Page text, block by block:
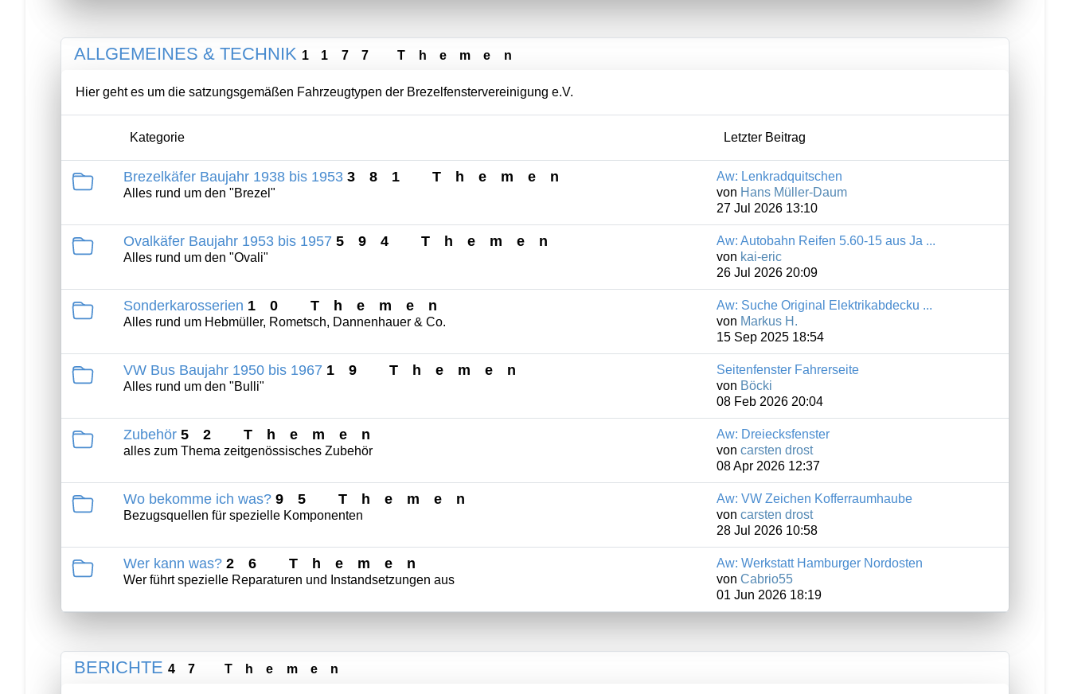
ALLGEMEINES & TECHNIK 1177 Themen
Hier geht es um die satzungsgemäßen Fahrzeugtypen der Brezelfenstervereinigung e.V.
Kategorie Letzter Beitrag
Brezelkäfer Baujahr 1938 bis 1953 381 Themen
Alles rund um den "Brezel"
Aw: Lenkradquitschen
von Hans Müller-Daum
27 Jul 2026 13:10
Ovalkäfer Baujahr 1953 bis 1957 594 Themen
Alles rund um den "Ovali"
Aw: Autobahn Reifen 5.60-15 aus Ja ...
von kai-eric
26 Jul 2026 20:09
Sonderkarosserien 10 Themen
Alles rund um Hebmüller, Rometsch, Dannenhauer & Co.
Aw: Suche Original Elektrikabdecku ...
von Markus H.
15 Sep 2025 18:54
VW Bus Baujahr 1950 bis 1967 19 Themen
Alles rund um den "Bulli"
Seitenfenster Fahrerseite
von Böcki
08 Feb 2026 20:04
Zubehör 52 Themen
alles zum Thema zeitgenössisches Zubehör
Aw: Dreiecksfenster
von carsten drost
08 Apr 2026 12:37
Wo bekomme ich was? 95 Themen
Bezugsquellen für spezielle Komponenten
Aw: VW Zeichen Kofferraumhaube
von carsten drost
28 Jul 2026 10:58
Wer kann was? 26 Themen
Wer führt spezielle Reparaturen und Instandsetzungen aus
Aw: Werkstatt Hamburger Nordosten
von Cabrio55
01 Jun 2026 18:19
BERICHTE 47 Themen